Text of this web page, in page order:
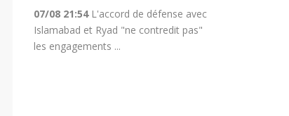
07/08 21:54 L'accord de défense avec
Islamabad et Ryad "ne contredit pas"
les engagements ...